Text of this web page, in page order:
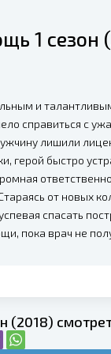
1
и
справиться с
лишили
герой быстро
от новых
спасать
пока врач не
(2018)